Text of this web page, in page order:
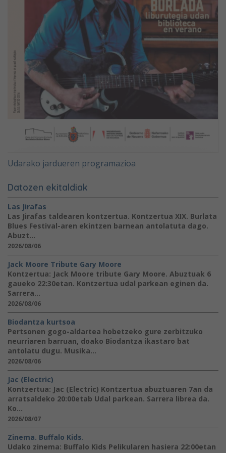
Udarako jardueren programazioa
Datozen ekitaldiak
Las Jirafas
Las Jirafas taldearen kontzertua. Kontzertua XIX. Burlata
Blues Festival-aren ekintzen barnean antolatuta dago.
Abuzt...
2026/08/06
Jack Moore Tribute Gary Moore
Kontzertua: Jack Moore tribute Gary Moore. Abuztuak 6
gaueko 22:30etan. Kontzertua udal parkean eginen da.
Sarrera...
2026/08/06
Biodantza kurtsoa
Pertsonen gogo-aldartea hobetzeko gure zerbitzuko
neurriaren barruan, doako Biodantza ikastaro bat
antolatu dugu. Musika...
2026/08/06
Jac (Electric)
Kontzertua: Jac (Electric) Kontzertua abuztuaren 7an da
arratsaldeko 20:00etab Udal parkean. Sarrera librea da.
Ko...
2026/08/07
Zinema. Buffalo Kids.
Udako zinema: Buffalo Kids Pelikularen hasiera 22:00etan